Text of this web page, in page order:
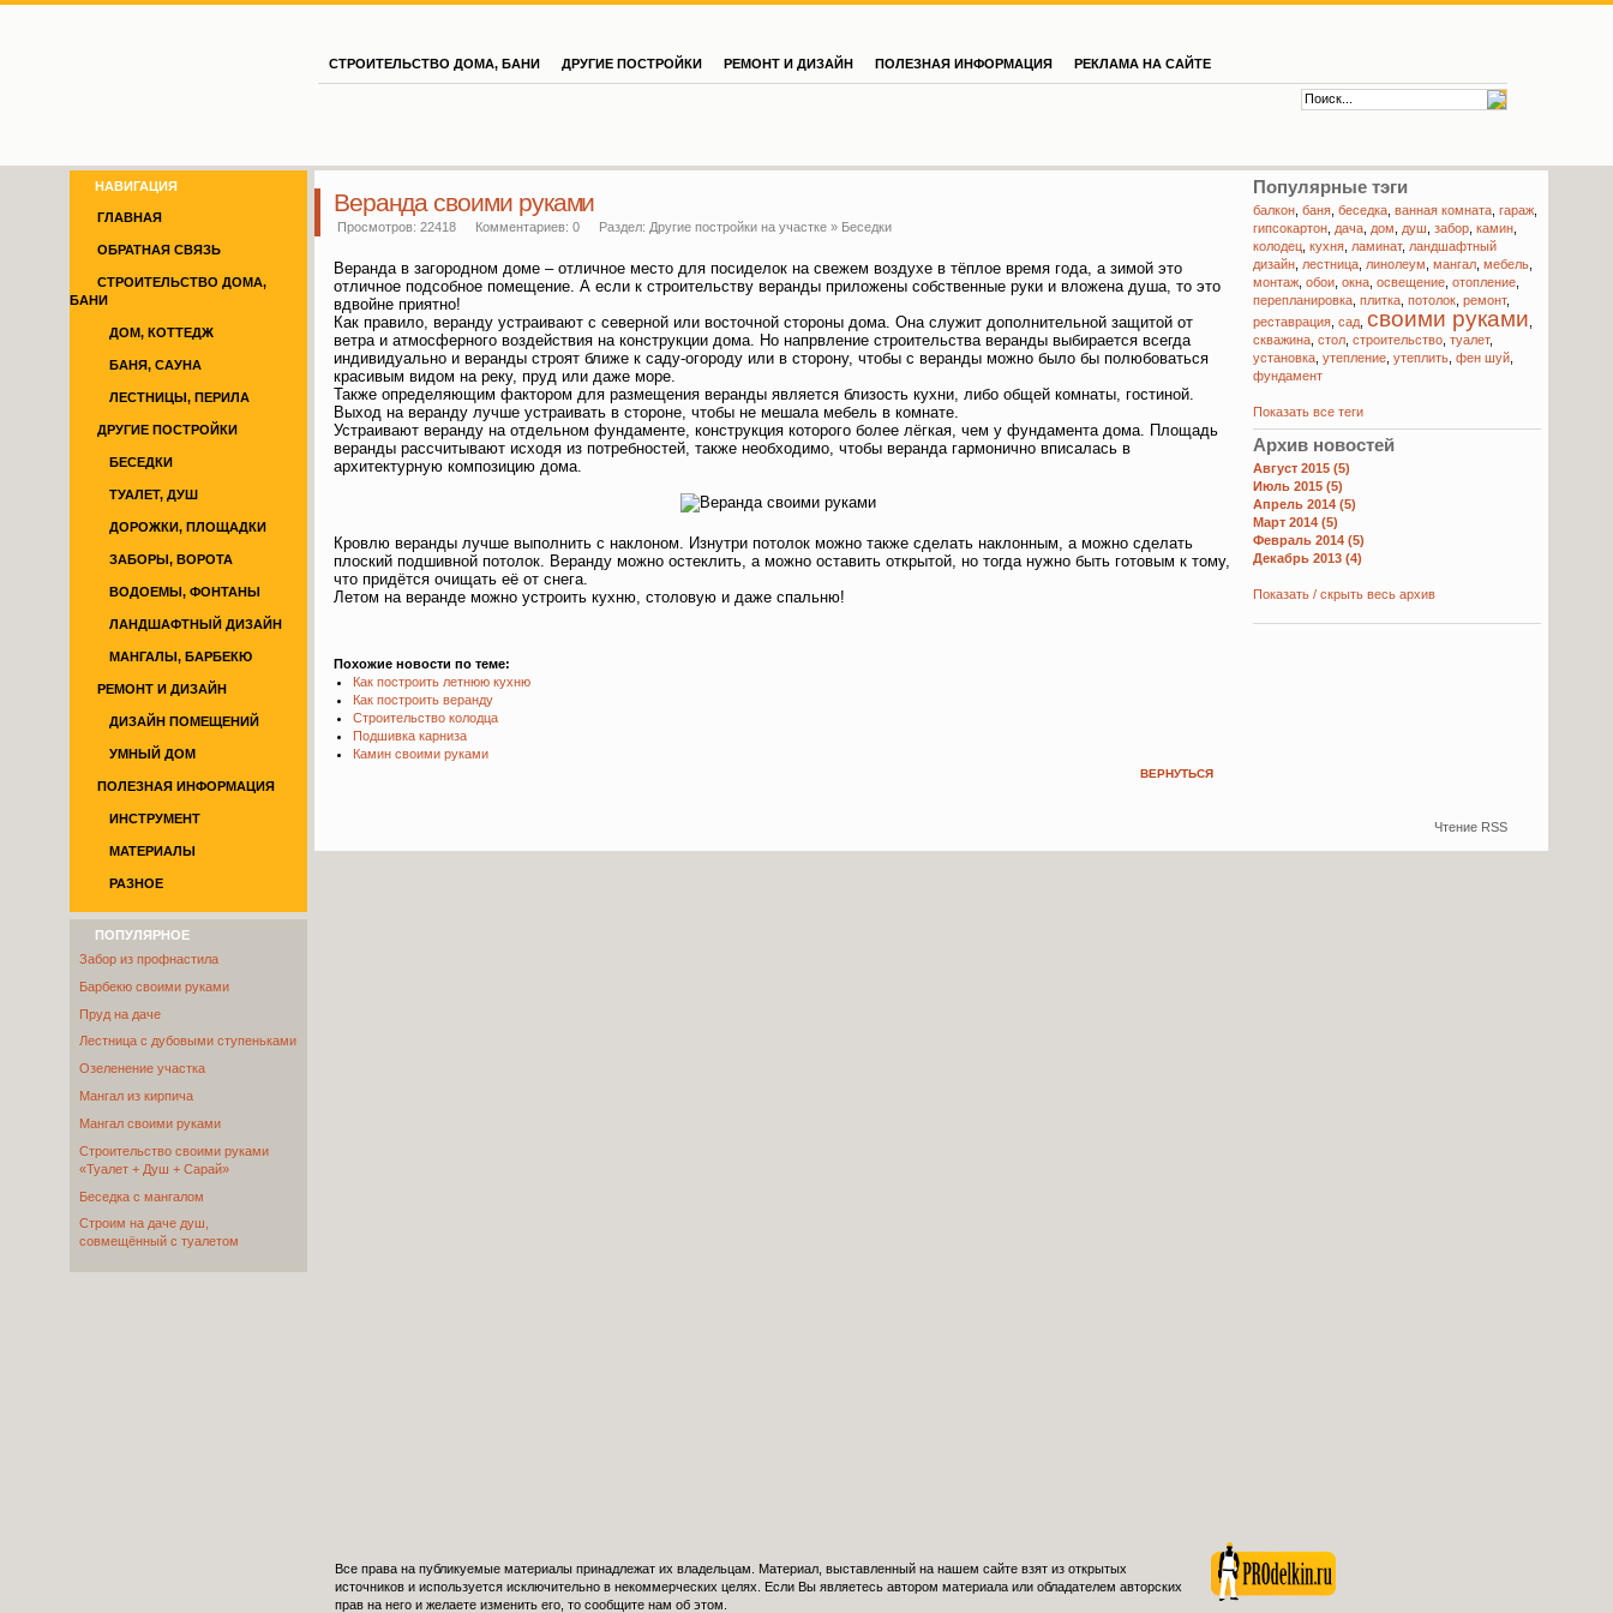
СТРОИТЕЛЬСТВО ДОМА, БАНИ ДРУГИЕ ПОСТРОЙКИ РЕМОНТ И ДИЗАЙН ПОЛЕЗНАЯ ИНФОРМАЦИЯ РЕКЛАМА НА САЙТЕ
Веранда своими руками
Просмотров: 22418 Комментариев: 0 Раздел: Другие постройки на участке» Беседки
Веранда в загородном доме – отличное место для посиделок на свежем воздухе в тёплое время года, а зимой это
отличное подсобное помещение. А если к строительству веранды приложены собственные руки и вложена душа, то это
вдвойне приятно!
Как правило, веранду устраивают с северной или восточной стороны дома. Она служит дополнительной защитой от
ветра и атмосферного воздействия на конструкции дома. Но напрвление строительства веранды выбирается всегда
индивидуально и веранды строят ближе к саду-огороду или в сторону, чтобы с веранды можно было бы полюбоваться
красивым видом на реку, пруд или даже море.
Также определяющим фактором для размещения веранды является близость кухни, либо общей комнаты, гостиной.
Выход на веранду лучше устраивать в стороне, чтобы не мешала мебель в комнате.
Устраивают веранду на отдельном фундаменте, конструкция которого более лёгкая, чем у фундамента дома. Площадь
веранды рассчитывают исходя из потребностей, также необходимо, чтобы веранда гармонично вписалась в
архитектурную композицию дома.
Кровлю веранды лучше выполнить с наклоном. Изнутри потолок можно также сделать наклонным, а можно сделать
плоский подшивной потолок. Веранду можно остеклить, а можно оставить открытой, но тогда нужно быть готовым к тому,
что придётся очищать её от снега.
Летом на веранде можно устроить кухню, столовую и даже спальню!
Похожие новости по теме:
Как построить летнюю кухню
Как построить веранду
Строительство колодца
Подшивка карниза
Камин своими руками
ВЕРНУТЬСЯ
Популярные тэги
балкон ,баня ,беседка ,ванная комната ,гараж
гипсокартон дача дом душ ,забор ,камин
колодец ,кухня ламинат, ландшафтный
дизайн лестница линолеум ,мангал ,мебель
монтаж ,обои ,окна ,освещение ,отопление
перепланировка ,плитка ,потолок ,ремонт,
реставрация ,сад ,своими руками
скважина ,стол ,строительство ,туалет,
установка ,утепление ,утеплить ,фен шуй
фундамент
Показать все теги
Архив новостей
Август 2015 (5)
Июль 2015 (5)
Апрель 2014 (5)
Март 2014 (5)
Февраль 2014 (5)
Декабрь 2013 (4)
Показать / скрыть весь архив
Чтение RSS
НАВИГАЦИЯ
ГЛАВНАЯ
ОБРАТНАЯ СВЯЗЬ
СТРОИТЕЛЬСТВО ДОМА,
БАНИ
ДОМ, КОТТЕДЖ
БАНЯ, САУНА
ЛЕСТНИЦЫ, ПЕРИЛА
ДРУГИЕ ПОСТРОЙКИ
БЕСЕДКИ
ТУАЛЕТ, ДУШ
ДОРОЖКИ, ПЛОЩАДКИ
ЗАБОРЫ, ВОРОТА
ВОДОЕМЫ, ФОНТАНЫ
ЛАНДШАФТНЫЙ ДИЗАЙН
МАНГАЛЫ, БАРБЕКЮ
РЕМОНТ И ДИЗАЙН
ДИЗАЙН ПОМЕЩЕНИЙ
УМНЫЙ ДОМ
ПОЛЕЗНАЯ ИНФОРМАЦИЯ
ИНСТРУМЕНТ
МАТЕРИАЛЫ
РАЗНОЕ
ПОПУЛЯРНОЕ
Забор из профнастила
Барбекю своими руками
Пруд на даче
Лестница с дубовыми ступеньками
Озеленение участка
Мангал из кирпича
Мангал своими руками
Cтроительство своими руками
«Туалет + Душ + Сарай»
Беседка с мангалом
Строим на даче душ,
совмещённый с туалетом
Все права на публикуемые материалы принадлежат их владельцам. Материал, выставленный на нашем сайте взят из открытых
источников и используется исключительно в некоммерческих целях. Если Вы являетесь автором материала или обладателем авторских
прав на него и желаете изменить его, то сообщите нам об этом.